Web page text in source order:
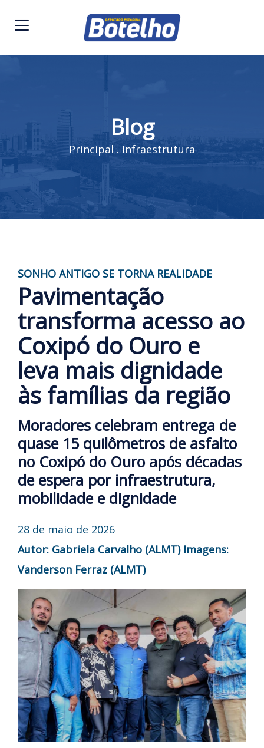
Blog
Principal .Infraestrutura
SONHO ANTIGO SE TORNA REALIDADE
Pavimentação
transforma acesso ao
Coxipó do Ouro e
leva mais dignidade
às famílias da região
Moradores celebram entrega de
quase 15 quilômetros de asfalto
no Coxipó do Ouro após décadas
de espera por infraestrutura,
mobilidade e dignidade
28 de maio de 2026
Autor: Gabriela Carvalho (ALMT) Imagens:
Vanderson Ferraz (ALMT)